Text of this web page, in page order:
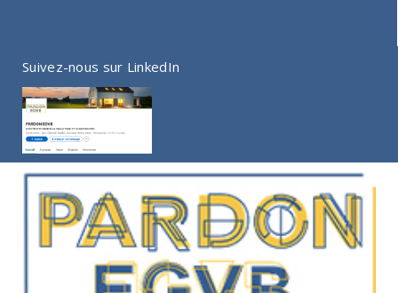
Suivez-nous sur LinkedIn